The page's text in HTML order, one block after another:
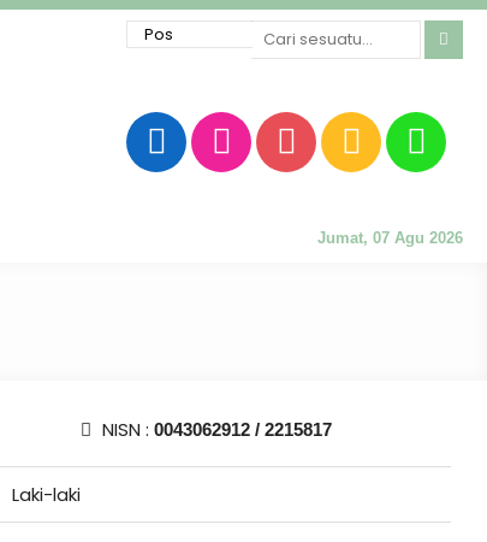
Jumat, 07 Agu 2026
NISN : 0043062912 / 2215817
Laki-laki